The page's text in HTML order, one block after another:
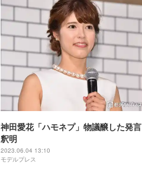
神田愛花「ハモネプ」物議醸した発言
釈明
2023.06.04 13:10
モデルプレス